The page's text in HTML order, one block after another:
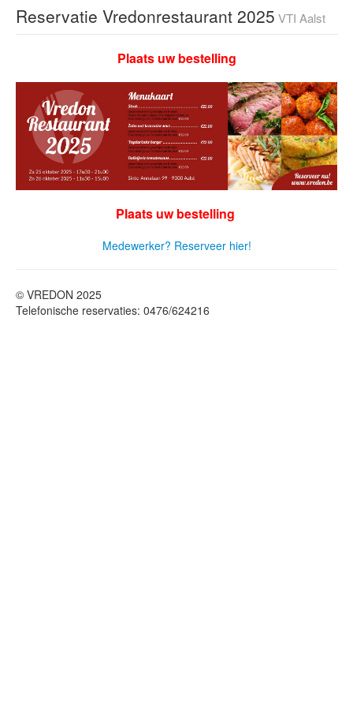
Reservatie Vredonrestaurant 2025 VTI Aalst
Plaats uw bestelling
Plaats uw bestelling
Medewerker? Reserveer hier!
© VREDON 2025
Telefonische reservaties: 0476/624216